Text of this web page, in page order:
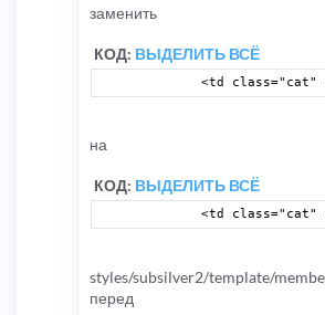
заменить
КОД: ВЫДЕЛИТЬ ВСЁ
<td class="cat"
на
КОД: ВЫДЕЛИТЬ ВСЁ
<td class="cat"
styles/subsilver2/template/
перед